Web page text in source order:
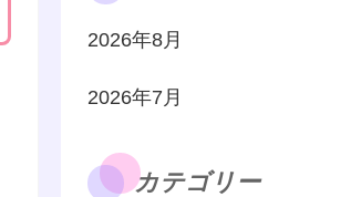
2026年8月
2026年7月
カテゴリー